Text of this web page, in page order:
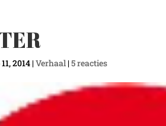
2014 |Verhaal|5 reacties